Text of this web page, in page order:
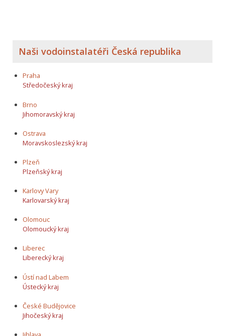
Naši vodoinstalatéři Česká republika
Praha
Středočeský kraj
Brno
Jihomoravský kraj
Ostrava
Moravskoslezský kraj
Plzeň
Plzeňský kraj
Karlovy Vary
Karlovarský kraj
Olomouc
Olomoucký kraj
Liberec
Liberecký kraj
Ústí nad Labem
Ústecký kraj
České Budějovice
Jihočeský kraj